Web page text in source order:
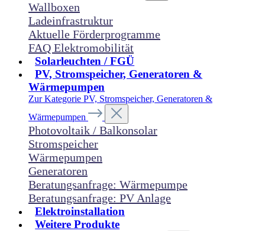
Wallboxen
Ladeinfrastruktur
Aktuelle Förderprogramme
FAQ Elektromobilität
Solarleuchten / FGÜ
PV, Stromspeicher, Generatoren &
Wärmepumpen
Zur Kategorie PV, Stromspeicher, Generatoren &
Wärmepumpen
Photovoltaik / Balkonsolar
Stromspeicher
Wärmepumpen
Generatoren
Beratungsanfrage: Wärmepumpe
Beratungsanfrage: PV Anlage
Elektroinstallation
Weitere Produkte